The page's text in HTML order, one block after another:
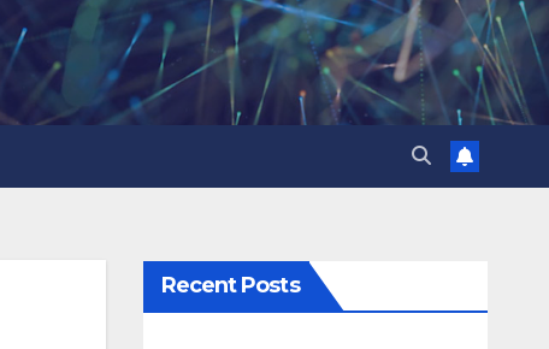
Recent Posts